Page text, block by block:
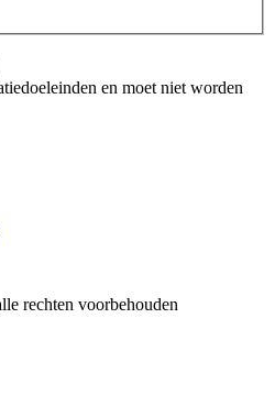
en moet niet worden
rechten voorbehouden